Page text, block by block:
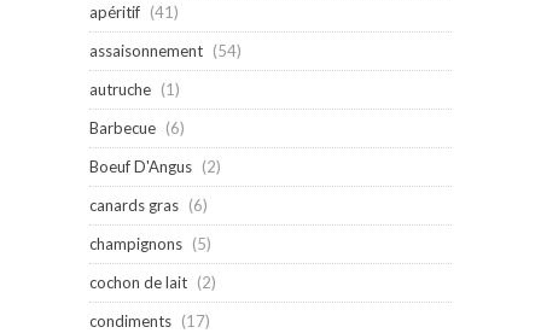
apéritif (41)
assaisonnement (54)
autruche (1)
Barbecue (6)
Boeuf D'Angus (2)
canards gras (6)
champignons (5)
cochon de lait (2)
condiments (17)